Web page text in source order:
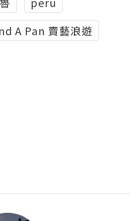
A Pan 賣藝浪遊